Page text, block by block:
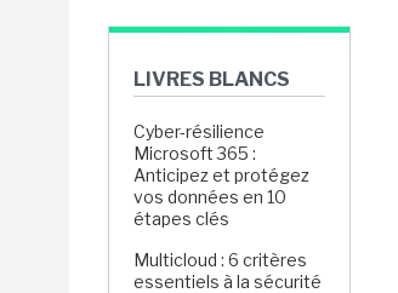
LIVRES BLANCS
Cyber-résilience
Microsoft 365 :
Anticipez et protégez
vos données en 10
étapes clés
Multicloud : 6 critères
essentiels à la sécurité